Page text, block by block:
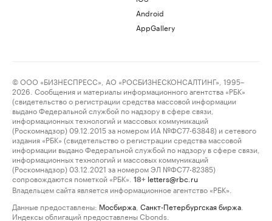
Android
AppGallery
© ООО «БИЗНЕСПРЕСС», АО «РОСБИЗНЕСКОНСАЛТИНГ», 1995–
2026. Сообщения и материалы информационного агентства «РБК»
(свидетельство о регистрации средства массовой информации
выдано Федеральной службой по надзору в сфере связи,
информационных технологий и массовых коммуникаций
(Роскомнадзор) 09.12.2015 за номером ИА №ФС77-63848) и сетевого
издания «РБК» (свидетельство о регистрации средства массовой
информации выдано Федеральной службой по надзору в сфере связи,
информационных технологий и массовых коммуникаций
(Роскомнадзор) 03.12.2021 за номером ЭЛ №ФС77-82385)
сопровождаются пометкой «РБК».
18+ letters@rbc.ru
Владельцем сайта является информационное агентство «РБК».
Данные предоставлены: Мосбиржа Санкт-Петербургская биржа
Индексы облигаций предоставлены Cbonds.